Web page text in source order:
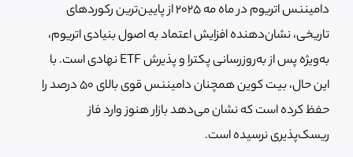
دامیننس اتریوم در ماه مه ۲۰۲۵ از پایین‌ترین رکوردهای
تاریخی، نشان‌دهنده افزایش اعتماد به اصول بنیادی اتریوم،
به‌ویژه پس از به‌روزرسانی پکترا و پذیرش ETF نهادی است. با
این حال، بیت کوین همچنان دامیننس قوی بالای ۵۰ درصد را
حفظ کرده است که نشان می‌دهد بازار هنوز وارد فاز
ریسک‌پذیری نرسیده است.